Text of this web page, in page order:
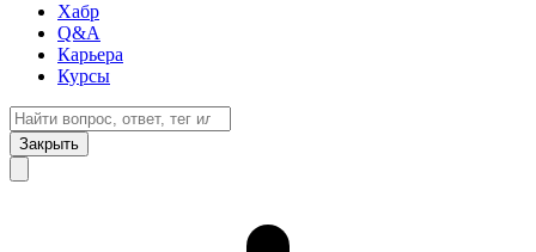
Хабр
Q&A
Карьера
Курсы
Закрыть